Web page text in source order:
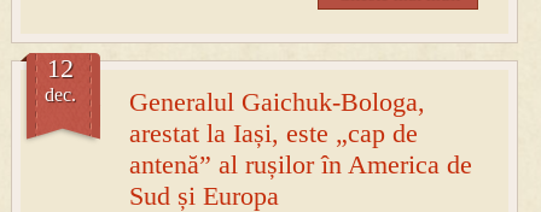
Generalul Gaichuk-Bologa,
arestat la Iași, este „cap de
antenă” al rușilor în America de
Sud și Europa
12
dec.